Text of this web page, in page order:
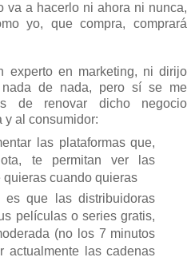
va a hacerlo ni ahora ni nunca,
yo, que compra, comprará
experto en marketing, ni dirijo
nada de nada, pero sí se me
de renovar dicho negocio
y al consumidor:
las plataformas que,
te permitan ver las
cuando quieras
es que las distribuidoras
películas o series gratis,
(no los 7 minutos
actualmente las cadenas